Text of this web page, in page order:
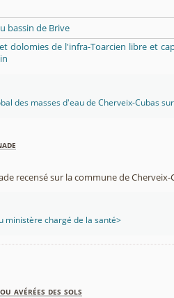
bassin de Brive
et dolomies de l'infra-Toarcien libre et
des masses d'eau de Cherveix-Cubas
recensé sur la commune de
ministère chargé de la santé>
avérées des sols